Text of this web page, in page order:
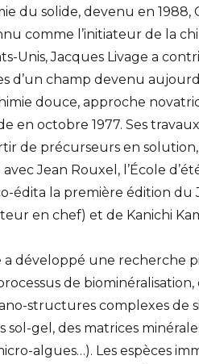
du solide, devenu en
comme l’initiateur de la
Unis, Jacques Livage a
d’un champ devenu
douce, approche
en octobre 1977. Ses
de précurseurs en
avec Jean Rouxel, l’École
édita la première édition du
en chef) et de Kanichi
a développé une recherche
de
structures complexes de
sol-gel, des matrices
algues…). Les espèces